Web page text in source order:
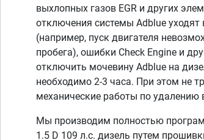
выхлопных газов EGR и других
отключения системы Adblue
(например, пуск двигателя
пробега), ошибки Check Engine и
отключить мочевину Adblue на
необходимо 2-3 часа. При этом не
механические работы по
Мы производим полностью
1.5 D 109 л.с. дизель путем